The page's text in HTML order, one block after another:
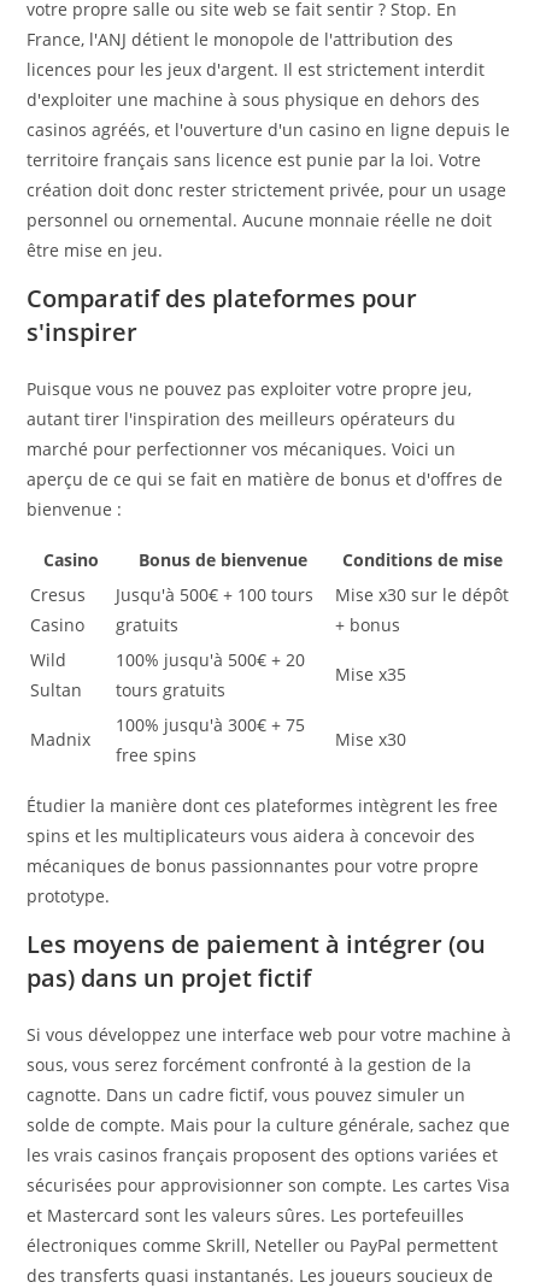
votre propre salle ou site web se fait sentir ? Stop. En
France, l'ANJ détient le monopole de l'attribution des
licences pour les jeux d'argent. Il est strictement interdit
d'exploiter une machine à sous physique en dehors des
casinos agréés, et l'ouverture d'un casino en ligne depuis le
territoire français sans licence est punie par la loi. Votre
création doit donc rester strictement privée, pour un usage
personnel ou ornemental. Aucune monnaie réelle ne doit
être mise en jeu.
Comparatif des plateformes pour
s'inspirer
Puisque vous ne pouvez pas exploiter votre propre jeu,
autant tirer l'inspiration des meilleurs opérateurs du
marché pour perfectionner vos mécaniques. Voici un
aperçu de ce qui se fait en matière de bonus et d'offres de
bienvenue :
Casino Bonus de bienvenue
Conditions de mise
Cresus
Casino
Jusqu'à 500€ + 100 tours
gratuits
Mise x30 sur le dépôt
+ bonus
Wild
Sultan
100% jusqu'à 500€ + 20
tours gratuits
Mise x35
Madnix
100% jusqu'à 300€ + 75
free spins
Mise x30
Étudier la manière dont ces plateformes intègrent les free
spins et les multiplicateurs vous aidera à concevoir des
mécaniques de bonus passionnantes pour votre propre
prototype.
Les moyens de paiement à intégrer (ou
pas) dans un projet fictif
Si vous développez une interface web pour votre machine à
sous, vous serez forcément confronté à la gestion de la
cagnotte. Dans un cadre fictif, vous pouvez simuler un
solde de compte. Mais pour la culture générale, sachez que
les vrais casinos français proposent des options variées et
sécurisées pour approvisionner son compte. Les cartes Visa
et Mastercard sont les valeurs sûres. Les portefeuilles
électroniques comme Skrill, Neteller ou PayPal permettent
des transferts quasi instantanés. Les joueurs soucieux de